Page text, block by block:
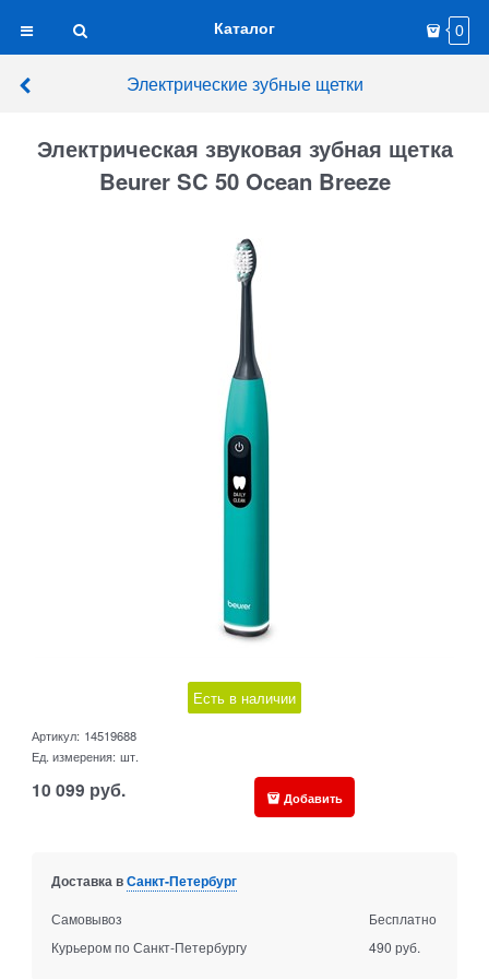
Каталог 0
Электрические зубные щетки
Электрическая звуковая зубная щетка
Beurer SC 50 Ocean Breeze
Есть в наличии
Артикул: 14519688
Ед. измерения: шт.
10 099 руб. Добавить
Доставка вСанкт-Петербург
Самовывоз
Бесплатно
Курьером по Санкт-Петербургу
490 руб.